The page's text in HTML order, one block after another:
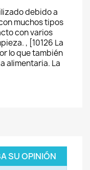
debido a
muchos tipos
con varios
, [10126 La
lo que también
alimentaria. La
SU OPINIÓN